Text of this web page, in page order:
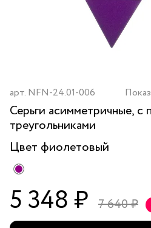
арт. NFN-24.01-006
Серьги асимметричные, с
треугольниками
Цвет фиолетовый
5 348 ₽ 7 640 ₽